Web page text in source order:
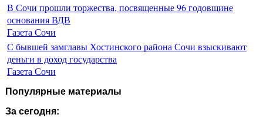
В Сочи прошли торжества, посвященные 96 годовщине
основания ВДВ
Газета Сочи
С бывшей замглавы Хостинского района Сочи взыскивают
деньги в доход государства
Газета Сочи
Популярные материалы
За сегодня: